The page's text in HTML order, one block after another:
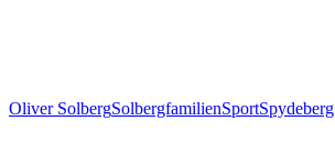
Oliver SolbergSolbergfamilienSportSpydeberg